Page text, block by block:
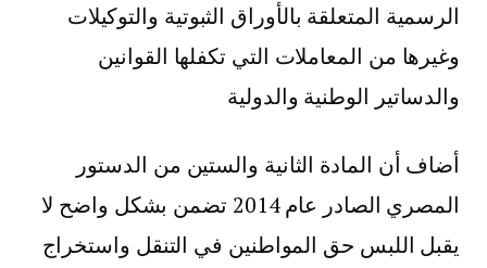
الرسمية المتعلقة بالأوراق الثبوتية والتوكيلات
وغيرها من المعاملات التي تكفلها القوانين
والدساتير الوطنية والدولية
أضاف أن المادة الثانية والستين من الدستور
المصري الصادر عام 2014 تضمن بشكل واضح لا
يقبل اللبس حق المواطنين في التنقل واستخراج